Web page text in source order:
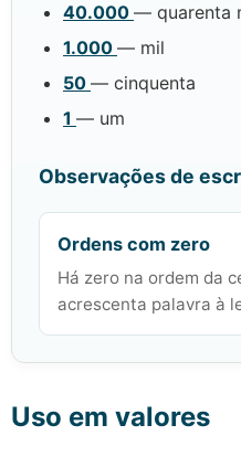
40.000 — quarenta
1.000 — mil
50 — cinquenta
1 — um
Observações de
Ordens com zero
Há zero na ordem da
acrescenta palavra à
Uso em valores